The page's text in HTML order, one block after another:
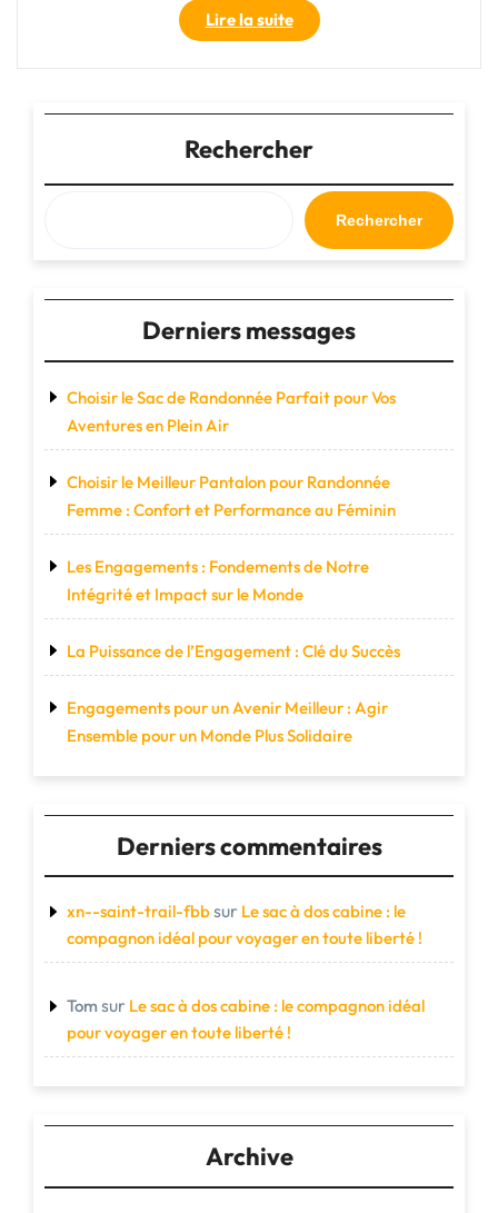
Lire la suite"Trouvez
Votre
Compagnon
Voyage
Idéal
:
Sac
de
Voyage
Rechercher
Rechercher
Derniers messages
Choisir le Sac de Randonnée Parfait pour Vos
Aventures en Plein Air
Choisir le Meilleur Pantalon pour Randonnée
Femme : Confort et Performance au Féminin
Les Engagements : Fondements de Notre
Intégrité et Impact sur le Monde
La Puissance de l’Engagement : Clé du Succès
Engagements pour un Avenir Meilleur : Agir
Ensemble pour un Monde Plus Solidaire
Derniers commentaires
xn--saint-trail-fbbsur Le sac à dos cabine : le
compagnon idéal pour voyager en toute liberté !
Tom sur Le sac à dos cabine : le compagnon idéal
pour voyager en toute liberté !
Archive